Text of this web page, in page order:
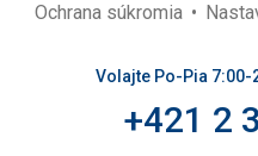
Ochrana súkromia
Volajte Po-Pia 7:00-
+421 2